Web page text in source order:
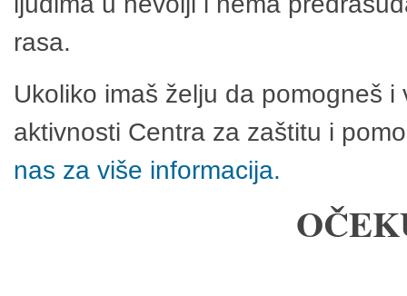
rasa.
Ukoliko imaš želju da pomogneš
aktivnosti Centra za zaštitu i
nas za više informacija.